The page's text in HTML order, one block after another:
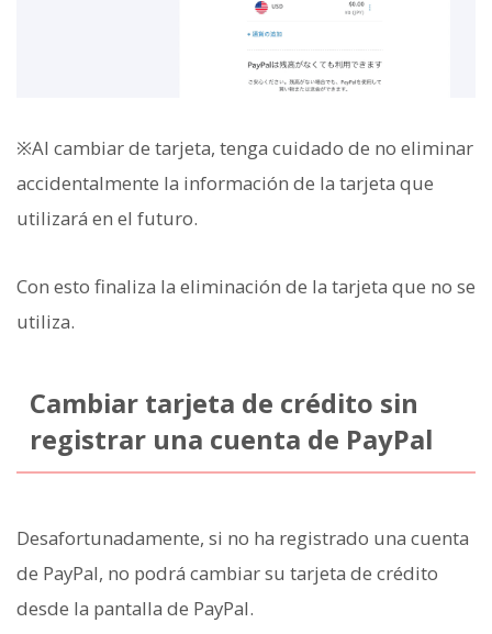
※Al cambiar de tarjeta, tenga cuidado de no eliminar
accidentalmente la información de la tarjeta que
utilizará en el futuro.
Con esto finaliza la eliminación de la tarjeta que no se
utiliza.
Cambiar tarjeta de crédito sin
registrar una cuenta de PayPal
Desafortunadamente, si no ha registrado una cuenta
de PayPal, no podrá cambiar su tarjeta de crédito
desde la pantalla de PayPal.